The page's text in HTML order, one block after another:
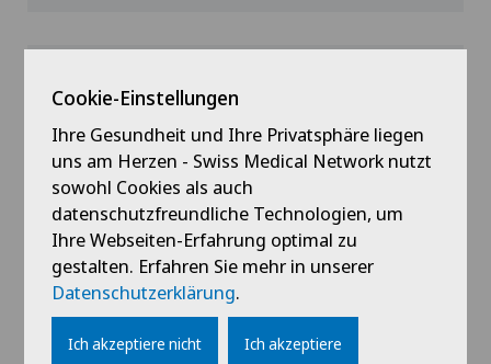
Impfungen
Impfungen (vom Bundesamt für
Gesundheit empfohlene Impfungen,
einschliesslich HPV-Impfungen im Rahmen
des Kantonalen Impfprogramms)
Impfberatungen und Impfungen vor Reisen
(offizielle Gelbfieberimpfstelle)
Saisonale Grippeimpfungen
Cookie-Einstellungen
Ihre Gesundheit und Ihre Privatsphäre liegen
uns am Herzen - Swiss Medical Network nutzt
sowohl Cookies als auch
datenschutzfreundliche Technologien, um
Ihre Webseiten-Erfahrung optimal zu
gestalten. Erfahren Sie mehr in unserer
Datenschutzerklärung.
Ich akzeptiere nicht Ich akzeptiere